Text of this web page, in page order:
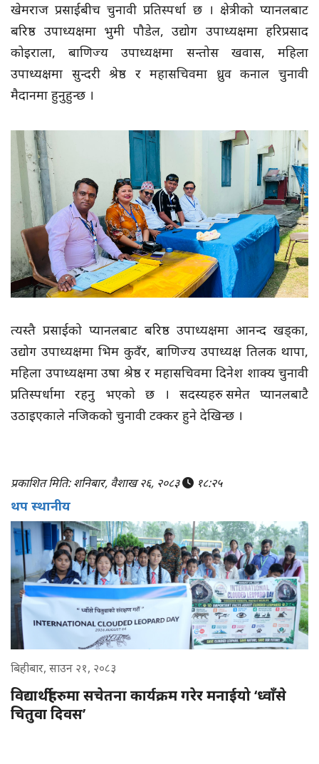
खेमराज प्रसाईबीच चुनावी प्रतिस्पर्धा छ । क्षेत्रीको प्यानलबाट
बरिष्ठ उपाध्यक्षमा भुमी पौडेल, उद्योग उपाध्यक्षमा हरिप्रसाद
कोइराला, बाणिज्य उपाध्यक्षमा सन्तोस खवास, महिला
उपाध्यक्षमा सुन्दरी श्रेष्ठ र महासचिवमा ध्रुव कनाल चुनावी
मैदानमा हुनुहुन्छ ।
त्यस्तै प्रसाईको प्यानलबाट बरिष्ठ उपाध्यक्षमा आनन्द खड्का,
उद्योग उपाध्यक्षमा भिम कुवँर, बाणिज्य उपाध्यक्ष तिलक थापा,
महिला उपाध्यक्षमा उषा श्रेष्ठ र महासचिवमा दिनेश शाक्य चुनावी
प्रतिस्पर्धामा रहनु भएको छ । सदस्यहरु समेत प्यानलबाटै
उठाइएकाले नजिकको चुनावी टक्कर हुने देखिन्छ ।
प्रकाशित मिति: शनिबार, वैशाख २६, २०८३ १८:२५
थप स्थानीय
बिहीबार, साउन २१, २०८३
विद्यार्थीहरुमा सचेतना कार्यक्रम गरेर मनाईयो ‘ध्वाँसे
चितुवा दिवस’